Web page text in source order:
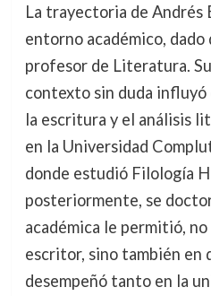
La trayectoria de Andrés
entorno académico, dado
profesor de Literatura.
contexto sin duda influyó
la escritura y el análisis
en la Universidad
donde estudió Filología
posteriormente, se
académica le permitió,
escritor, sino también en
desempeñó tanto en la